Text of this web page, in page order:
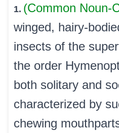
1. (Common Noun-
winged, hairy-
insects of the
the order
both solitary and
characterized by
chewing